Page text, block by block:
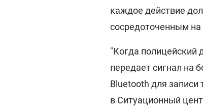
каждое действие
сосредоточенным на
"Когда полицейский
передает сигнал на
Bluetooth для
в Ситуационный